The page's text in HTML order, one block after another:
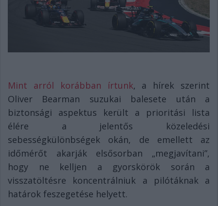
Mint arról korábban írtunk, a hírek szerint
Oliver Bearman suzukai balesete után a
biztonsági aspektus került a prioritási lista
élére a jelentős közeledési
sebességkülönbségek okán, de emellett az
időmérőt akarják elsősorban „megjavítani”,
hogy ne kelljen a gyorskörök során a
visszatöltésre koncentrálniuk a pilótáknak a
határok feszegetése helyett.